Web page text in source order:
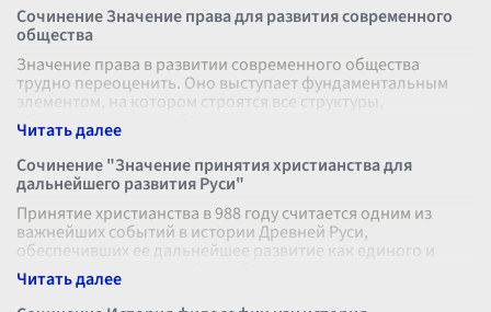
Сочинение Значение права для развития современного
общества
Значение права в развитии современного общества
трудно переоценить. Оно выступает фундаментальным
элементом, на котором строятся все структуры,
обеспечивающие стабильность и порядо
Сочинение "Значение принятия христианства для
дальнейшего развития Руси"
Принятие христианства в 988 году считается одним из
важнейших событий в истории Древней Руси,
обеспечивших ее дальнейшее развитие как единого и
сильного государства. Это событие им